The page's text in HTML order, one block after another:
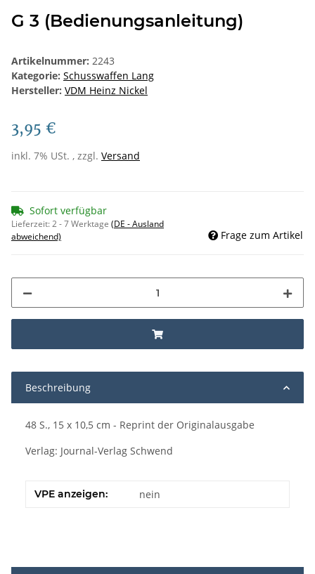
G 3 (Bedienungsanleitung)
Artikelnummer: 2243
Kategorie: Schusswaffen Lang
Hersteller: VDM Heinz Nickel
3,95 €
inkl. 7% USt. , zzgl. Versand
Sofort verfügbar
Lieferzeit:2 - 7 Werktage (DE - Ausland
abweichend)
Frage zum Artikel
Beschreibung
48 S., 15 x 10,5 cm - Reprint der Originalausgabe
Verlag: Journal-Verlag Schwend
VPE anzeigen: nein